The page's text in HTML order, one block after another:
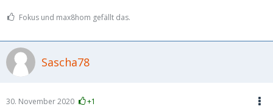
Fokus und max8hom gefällt das.
Sascha78
30. November 2020 +1